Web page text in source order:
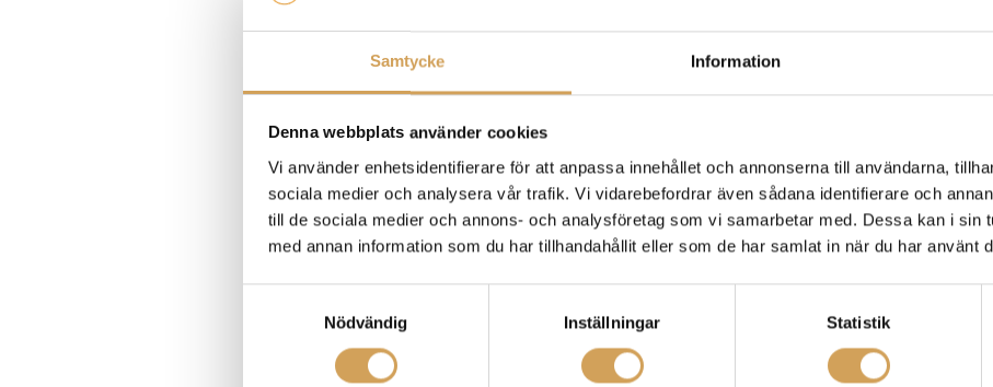
Samtycke Information
Denna webbplats använder cookies
Vi använder enhetsidentifierare för att anpassa innehållet och annonserna till användarna,
sociala medier och analysera vår trafik. Vi vidarebefordrar även sådana identifierare och
till de sociala medier och annons- och analysföretag som vi samarbetar med. Dessa kan i sin
med annan information som du har tillhandahållit eller som de har samlat in när du har använt
Nödvändig
Inställningar Statistik